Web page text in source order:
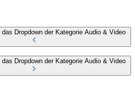
Dropdown der Kategorie Audio & Video
Dropdown der Kategorie Audio & Video